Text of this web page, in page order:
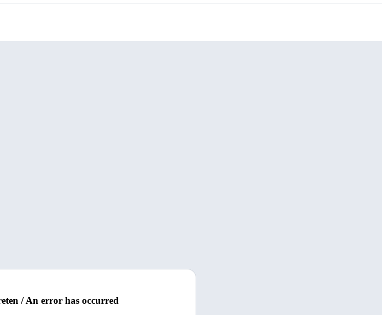
/ An error has occurred